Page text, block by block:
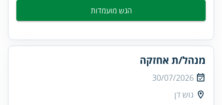
הגש מועמדות
מנהל/ת אחזקה
30/07/2026
גוש דן